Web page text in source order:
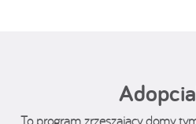
To program zrzeszający domy